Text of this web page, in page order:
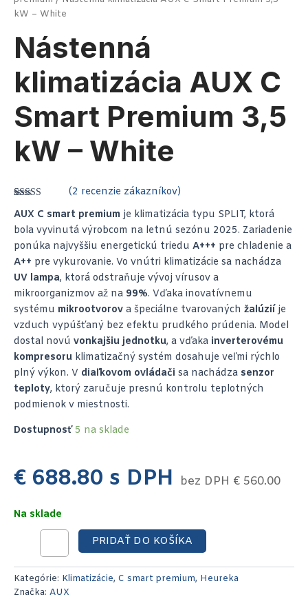
kW – White
Nástenná
klimatizácia AUX C
Smart Premium 3,5
kW – White
5.00z 5 na
základe
zákazníckych
recenzií
(2 recenzie zákazníkov)
AUX C smart premium je klimatizácia typu SPLIT, ktorá
bola vyvinutá výrobcom na letnú sezónu 2025. Zariadenie
ponúka najvyššiu energetickú triedu A+++ pre chladenie a
A++ pre vykurovanie. Vo vnútri klimatizácie sa nachádza
UV lampa, ktorá odstraňuje vývoj vírusov a
mikroorganizmov až na 99%. Vďaka inovatívnemu
systému mikrootvorov a špeciálne tvarovaných žalúzií je
vzduch vypúšťaný bez efektu prudkého prúdenia. Model
dostal novú vonkajšiu jednotku, a vďaka inverterovému
kompresoru klimatizačný systém dosahuje veľmi rýchlo
plný výkon. V diaľkovom ovládači sa nachádza senzor
teploty, ktorý zaručuje presnú kontrolu teplotných
podmienok v miestnosti.
Dostupnosť 5 na sklade
€ 688.80 s DPH bez DPH € 560.00
Na sklade
PRIDAŤ DO KOŠÍKA
Kategórie: Klimatizácie, C smart premium, Heureka
Značka: AUX